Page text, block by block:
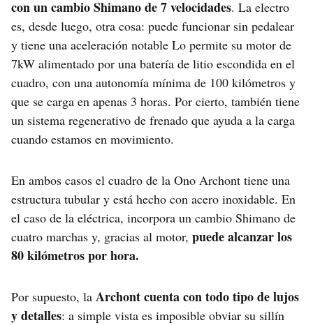
con un cambio Shimano de 7 velocidades. La electro
es, desde luego, otra cosa: puede funcionar sin pedalear
y tiene una aceleración notable Lo permite su motor de
7kW alimentado por una batería de litio escondida en el
cuadro, con una autonomía mínima de 100 kilómetros y
que se carga en apenas 3 horas. Por cierto, también tiene
un sistema regenerativo de frenado que ayuda a la carga
cuando estamos en movimiento.
En ambos casos el cuadro de la Ono Archont tiene una
estructura tubular y está hecho con acero inoxidable. En
el caso de la eléctrica, incorpora un cambio Shimano de
cuatro marchas y, gracias al motor, puede alcanzar los
80 kilómetros por hora.
Por supuesto, la Archont cuenta con todo tipo de lujos
y detalles: a simple vista es imposible obviar su sillín